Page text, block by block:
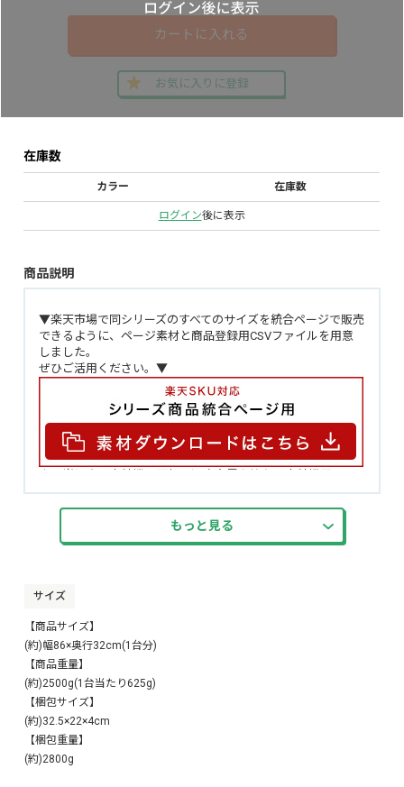
カートに入れる
お気に入りに登録
在庫数
カラー 在庫数
ログイン後に表示
商品説明
▼楽天市場で同シリーズのすべてのサイズを統合ページで販売
できるように、ページ素材と商品登録用CSVファイルを用意
しました。
ぜひご活用ください。▼
ト 4個セット！
室外機に敷くだけで太陽光による天板の温度上昇を抑えま
防水・耐熱性に優れたおり、傷にも強いので長くご使用いた
わせご使用いただけます！
シンプルなデザインで室外機に馴染みます。
マグネットでの取り付けなのでキズや後が残りにくいです。
もっと見る
サイズ
【商品サイズ】
(約)幅86×奥行32cm(1台分)
【商品重量】
(約)2500g(1台当たり625g)
【梱包サイズ】
(約)32.5×22×4cm
【梱包重量】
(約)2800g